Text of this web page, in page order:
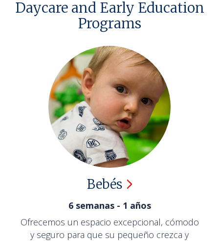
Daycare and Early Education
Programs
Bebés
6 semanas - 1 años
Ofrecemos un espacio excepcional, cómodo
y seguro para que su pequeño crezca y